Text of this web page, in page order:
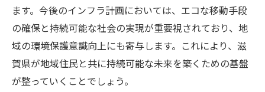
ます。今後のインフラ計画においては、エコな移動手段
の確保と持続可能な社会の実現が重要視されており、地
域の環境保護意識向上にも寄与します。これにより、滋
賀県が地域住民と共に持続可能な未来を築くための基盤
が整っていくことでしょう。